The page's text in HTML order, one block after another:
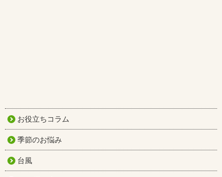
お役立ちコラム
季節のお悩み
台風